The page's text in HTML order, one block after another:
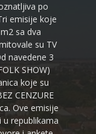
po
emisije koje
sa dva
su TV
navedene 3
SHOW)
koje su
CENZURE
Ove emisije
republikama